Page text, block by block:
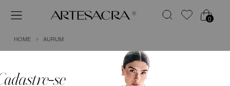
0
HOME AURUM